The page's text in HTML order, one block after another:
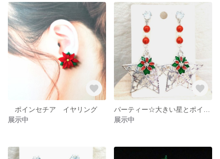
ポインセチア イヤリング
展示中
展示中